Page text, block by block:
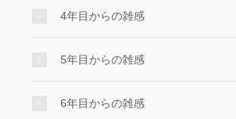
4年目からの雑感
5年目からの雑感
6年目からの雑感